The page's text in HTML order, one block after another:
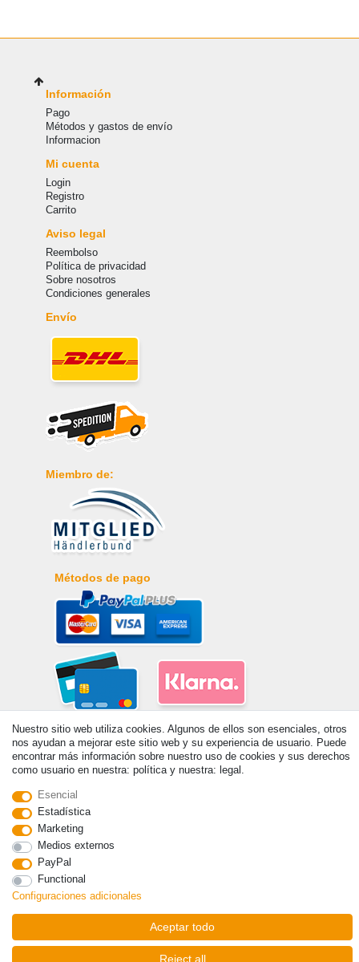
Información
Pago
Métodos y gastos de envío
Informacion
Mi cuenta
Login
Registro
Carrito
Aviso legal
Reembolso
Política de privacidad
Sobre nosotros
Condiciones generales
Envío
Miembro de:
Métodos de pago
© Copyright 2026 | Todos los derechos reservados. - Prix de base voir
détail de l'article | *S'applique aux livraisons en Espagne!
Nuestro sitio web utiliza cookies. Algunos de ellos son esenciales, otros
nos ayudan a mejorar este sitio web y su experiencia de usuario. Puede
encontrar más información sobre nuestro uso de cookies y sus derechos
como usuario en nuestra: política y nuestra: legal.
Esencial
Estadística
Marketing
Medios externos
PayPal
Functional
Configuraciones adicionales
Aceptar todo
Reject all
Withdraw from contract here